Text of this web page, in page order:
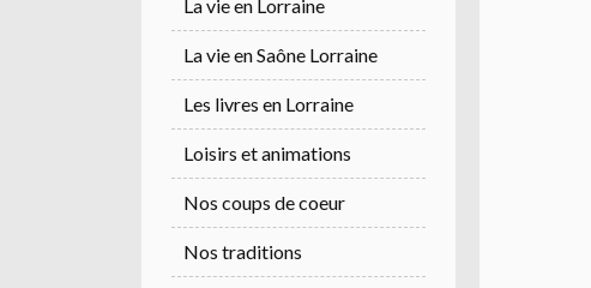
La vie en Lorraine
La vie en Saône Lorraine
Les livres en Lorraine
Loisirs et animations
Nos coups de coeur
Nos traditions